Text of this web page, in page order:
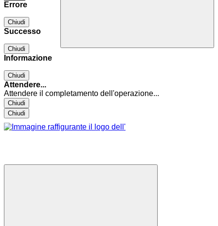
Errore
Chiudi
Successo
Chiudi
Informazione
Chiudi
Attendere...
Attendere il completamento dell'operazione...
Chiudi
Chiudi